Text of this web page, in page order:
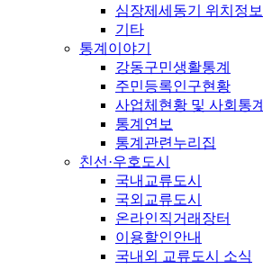
심장제세동기 위치정보
기타
통계이야기
강동구민생활통계
주민등록인구현황
사업체현황 및 사회통계
통계연보
통계관련누리집
친선·우호도시
국내교류도시
국외교류도시
온라인직거래장터
이용할인안내
국내외 교류도시 소식